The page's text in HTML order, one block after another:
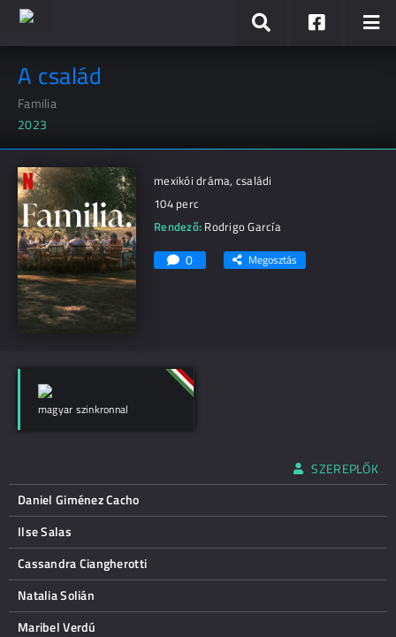
A család
Familia
2023
mexikói dráma, családi
104 perc
Rendező: Rodrigo García
0 Megosztás
magyar szinkronnal
SZEREPLŐK
Daniel Giménez Cacho
Ilse Salas
Cassandra Ciangherotti
Natalia Solián
Maribel Verdú